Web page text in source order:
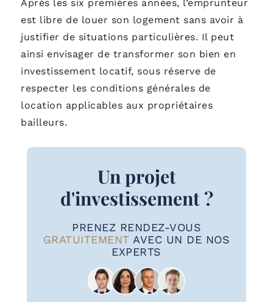
Après les six premières années, l’emprunteur
est libre de louer son logement sans avoir à
justifier de situations particulières. Il peut
ainsi envisager de transformer son bien en
investissement locatif, sous réserve de
respecter les conditions générales de
location applicables aux propriétaires
bailleurs.
Un projet
d'investissement ?
PRENEZ RENDEZ-VOUS
GRATUITEMENTAVEC UN DE NOS
EXPERTS